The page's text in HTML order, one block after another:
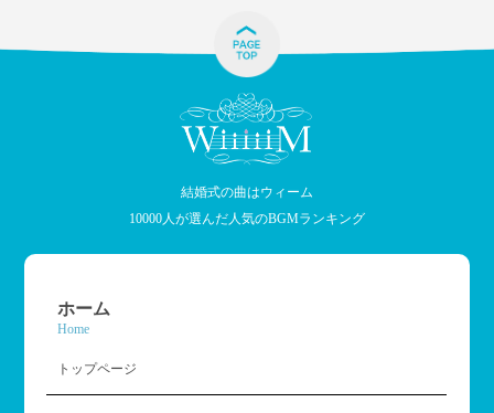
結婚式の曲はウィーム
10000人が選んだ人気のBGMランキング
ホーム
Home
トップページ